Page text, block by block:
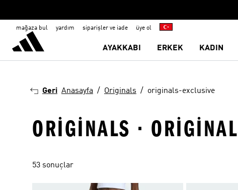
mağaza bul yardım siparişler ve iade üye ol
AYAKKABI ERKEK KADIN
Geri Anasayfa Originals originals-exclusive
ORIGINALS ·
53 sonuçlar